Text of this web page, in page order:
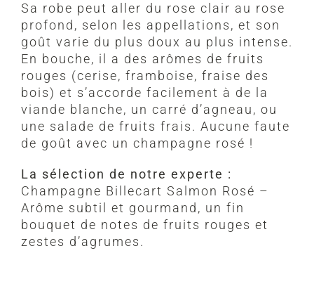
Sa robe peut aller du rose clair au rose
profond, selon les appellations, et son
goût varie du plus doux au plus intense.
En bouche, il a des arômes de fruits
rouges (cerise, framboise, fraise des
bois) et s’accorde facilement à de la
viande blanche, un carré d’agneau, ou
une salade de fruits frais. Aucune faute
de goût avec un champagne rosé !
La sélection de notre experte :
Champagne Billecart Salmon Rosé –
Arôme subtil et gourmand, un fin
bouquet de notes de fruits rouges et
zestes d’agrumes.